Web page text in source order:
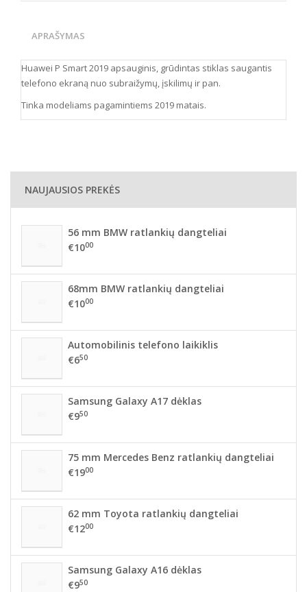
APRAŠYMAS
Huawei P Smart2019 apsauginis, grūdintas stiklas saugantis
telefono ekraną nuo subraižymų, įskilimų ir pan.
Tinka modeliams pagamintiems 2019 matais.
NAUJAUSIOS PREKĖS
56 mm BMW ratlankių dangteliai
€1000
68mm BMW ratlankių dangteliai
€1000
Automobilinis telefono laikiklis
€650
Samsung Galaxy A17 dėklas
€950
75 mm Mercedes Benz ratlankių dangteliai
€1900
62 mm Toyota ratlankių dangteliai
€1200
Samsung Galaxy A16 dėklas
€950